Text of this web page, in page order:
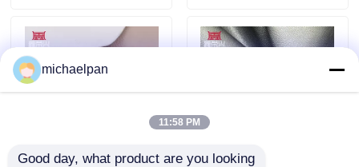
পিভিসি ফ্যাক্স লেদার
মাইক্রোফাইবার চামড়া উপাদান
michaelpan
11:58 PM
Good day, what product are you looking